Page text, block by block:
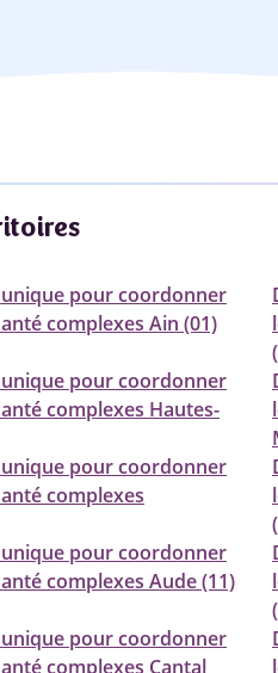
unique pour coordonner
complexes Ain (01)
unique pour coordonner
complexes Hautes-
unique pour coordonner
complexes
unique pour coordonner
complexes Aude (11)
unique pour coordonner
complexes Cantal